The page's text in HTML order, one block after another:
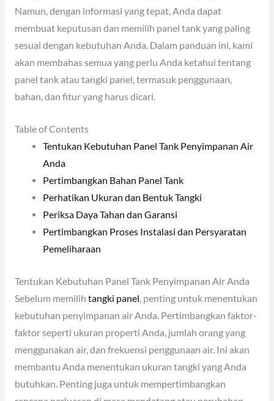
Namun, dengan informasi yang tepat, Anda dapat
membuat keputusan dan memilih panel tank yang paling
sesuai dengan kebutuhan Anda. Dalam panduan ini, kami
akan membahas semua yang perlu Anda ketahui tentang
panel tank atau tangki panel, termasuk penggunaan,
bahan, dan fitur yang harus dicari.
Table of Contents
Tentukan Kebutuhan Panel Tank Penyimpanan Air
Anda
Pertimbangkan Bahan Panel Tank
Perhatikan Ukuran dan Bentuk Tangki
Periksa Daya Tahan dan Garansi
Pertimbangkan Proses Instalasi dan Persyaratan
Pemeliharaan
Tentukan Kebutuhan Panel Tank Penyimpanan Air Anda
Sebelum memilih tangki panel , penting untuk menentukan
kebutuhan penyimpanan air Anda. Pertimbangkan faktor-
faktor seperti ukuran properti Anda, jumlah orang yang
menggunakan air, dan frekuensi penggunaan air. Ini akan
membantu Anda menentukan ukuran tangki yang Anda
butuhkan. Penting juga untuk mempertimbangkan